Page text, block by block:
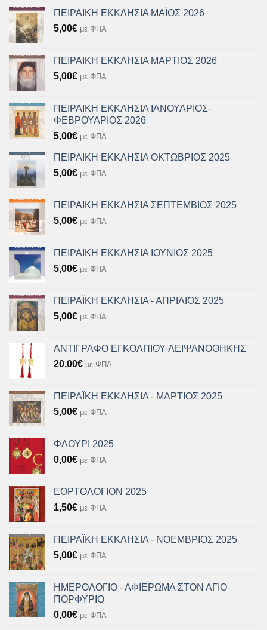
ΠΕΙΡΑΙΚΗ ΕΚΚΛΗΣΙΑ ΜΑΪΟΣ 2026
5,00€ με ΦΠΑ
ΠΕΙΡΑΙΚΗ ΕΚΚΛΗΣΙΑ ΜΑΡΤΙΟΣ 2026
5,00€ με ΦΠΑ
ΠΕΙΡΑΙΚΗ ΕΚΚΛΗΣΙΑ ΙΑΝΟΥΑΡΙΟΣ-
ΦΕΒΡΟΥΑΡΙΟΣ 2026
5,00€ με ΦΠΑ
ΠΕΙΡΑΙΚΗ ΕΚΚΛΗΣΙΑ ΟΚΤΩΒΡΙΟΣ 2025
5,00€ με ΦΠΑ
ΠΕΙΡΑΙΚΗ ΕΚΚΛΗΣΙΑ ΣΕΠΤΕΜΒΙΟΣ 2025
5,00€ με ΦΠΑ
ΠΕΙΡΑΙΚΗ ΕΚΚΛΗΣΙΑ ΙΟΥΝΙΟΣ 2025
5,00€ με ΦΠΑ
ΠΕΙΡΑΪΚΗ ΕΚΚΛΗΣΙΑ - ΑΠΡΙΛΙΟΣ 2025
5,00€ με ΦΠΑ
ΑΝΤΙΓΡΑΦΟ ΕΓΚΟΛΠΙΟΥ-ΛΕΙΨΑΝΟΘΗΚΗΣ
20,00€ με ΦΠΑ
ΠΕΙΡΑΪΚΗ ΕΚΚΛΗΣΙΑ - ΜΑΡΤΙΟΣ 2025
5,00€ με ΦΠΑ
ΦΛΟΥΡΙ 2025
0,00€ με ΦΠΑ
ΕΟΡΤΟΛΟΓΙΟΝ 2025
1,50€ με ΦΠΑ
ΠΕΙΡΑΪΚΗ ΕΚΚΛΗΣΙΑ - ΝΟΕΜΒΡΙΟΣ 2025
5,00€ με ΦΠΑ
ΗΜΕΡΟΛΟΓΙΟ - ΑΦΙΕΡΩΜΑ ΣΤΟΝ ΑΓΙΟ
ΠΟΡΦΥΡΙΟ
0,00€ με ΦΠΑ